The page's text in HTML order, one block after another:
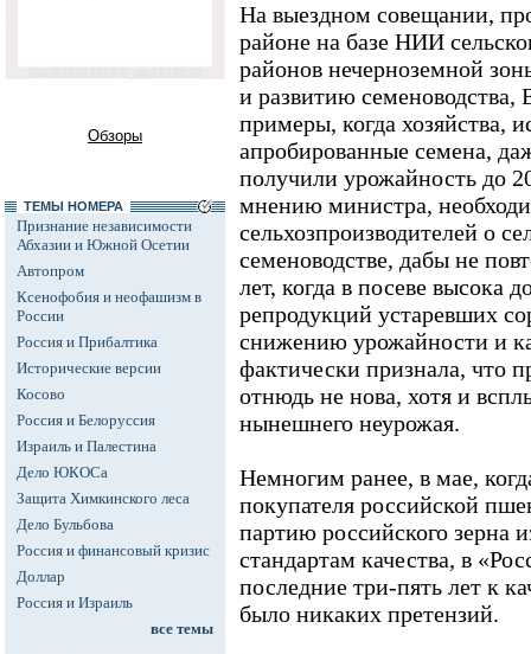
Обзоры
ТЕМЫ НОМЕРА
Признание независимости
Абхазии и Южной Осетии
Автопром
Ксенофобия и неофашизм в
России
Россия и Прибалтика
Исторические версии
Косово
Россия и Белоруссия
Израиль и Палестина
Дело ЮКОСа
Защита Химкинского леса
Дело Бульбова
Россия и финансовый кризис
Доллар
Россия и Израиль
все темы
На выездном совещании,
районе на базе НИИ
районов нечерноземной
и развитию
примеры, когда хозяйства,
апробированные семена,
получили урожайность до
мнению министра,
сельхозпроизводителей о
семеноводстве, дабы не
лет, когда в посеве высока
репродукций устаревших
снижению урожайности и
фактически признала, что
отнюдь не нова, хотя и
нынешнего неурожая.
Немногим ранее, в мае,
покупателя российской
партию российского зерна
стандартам качества, в
последние три-пять лет к
было никаких претензий.